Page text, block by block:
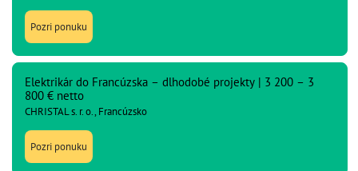
Pozri ponuku
Elektrikár do Francúzska – dlhodobé projekty | 3 200 – 3
800 € netto
CHRISTAL s. r. o., Francúzsko
Pozri ponuku